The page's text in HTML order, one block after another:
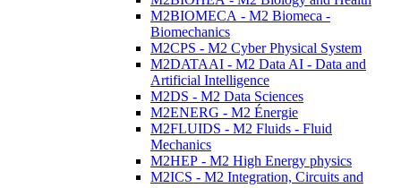
M2BIOMECA - M2 Biomeca -
Biomechanics
M2CPS - M2 Cyber Physical System
M2DATAAI - M2 Data AI - Data and
Artificial Intelligence
M2DS - M2 Data Sciences
M2ENERG - M2 Énergie
M2FLUIDS - M2 Fluids - Fluid
Mechanics
M2HEP - M2 High Energy physics
M2ICS - M2 Integration, Circuits and